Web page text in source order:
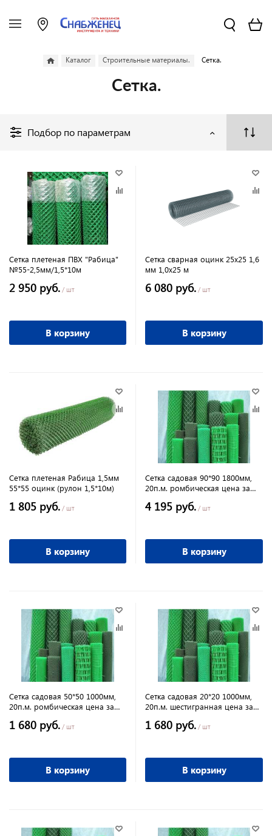
Каталог Строительные материалы. Сетка.
Сетка.
Подбор по параметрам
Сетка плетеная ПВХ "Рабица"
№55-2,5мм/1,5*10м
2 950 руб. / шт
В корзину
Сетка сварная оцинк 25х25 1,6
мм 1,0х25 м
6 080 руб. / шт
В корзину
Сетка плетеная Рабица 1,5мм
55*55 оцинк (рулон 1,5*10м)
1 805 руб. / шт
В корзину
Сетка садовая 90*90 1800мм,
20п.м. ромбическая цена за
4 195 руб. / шт
В корзину
Сетка садовая 50*50 1000мм,
20п.м. ромбическая цена за
1 680 руб. / шт
В корзину
Сетка садовая 20*20 1000мм,
20п.м. шестигранная цена за
1 680 руб. / шт
В корзину